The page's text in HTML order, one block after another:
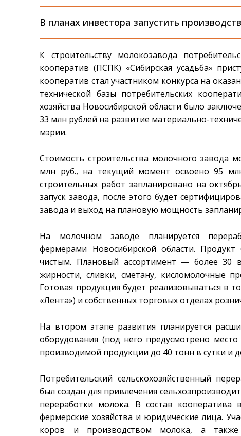
В планах инвестора запустить
К строительству молокозавода
кооператив (ПСПК) «Сибирская усадьба»
кооператив стал участником конкурса на
технической базы потребительских
хозяйства Новосибирской области было
33 млн рублей на развитие материально-
мэрии.
Стоимость строительства молочного завода
млн руб., на текущий момент освоено 95
строительных работ запланировано на
запуск завода, после этого будет
завода и выход на плановую мощность
На молочном заводе планируется
фермерами Новосибирской области.
чистым. Плановый ассортимент — более 30
жирности, сливки, сметану, кисломолочные
Готовая продукция будет реализовываться в
«Лента») и собственных торговых отделах
На втором этапе развития планируется
оборудования (под него предусмотрено
производимой продукции до 40 тонн в сутки и
Потребительский сельскохозяйственный
был создан для привлечения
переработки молока. В состав
фермерские хозяйства и юридические лица.
коров и производством молока, а